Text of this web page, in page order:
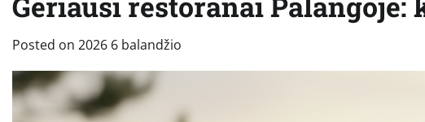
Posted on 2026 6 balandžio